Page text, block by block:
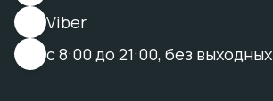
Viber
с 8:00 до 21:00, без выходных